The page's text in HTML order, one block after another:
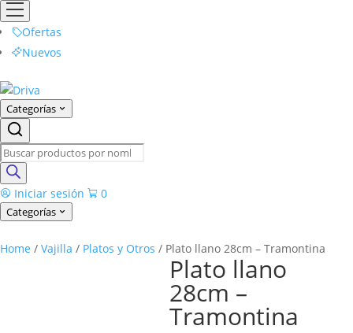
Ofertas
Nuevos
Categorías
Products
search
Iniciar sesión
0
Categorías
Home / Vajilla / Platos y Otros / Plato llano 28cm – Tramontina
Plato llano
28cm –
Tramontina